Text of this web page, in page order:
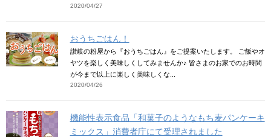
2020/04/27
おうちごはん！
讃岐の粉屋から『おうちごはん』をご提案いたします。 ご飯やオ
ヤツを楽しく美味しくしてみませんか♪ 皆さまのお家でのお時間
が今まで以上に楽しく美味しくな...
2020/04/26
機能性表示食品「和菓子のようなもち麦パンケーキ
ミックス」消費者庁にて受理されました